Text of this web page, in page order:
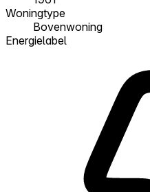
Woningtype
Bovenwoning
Energielabel